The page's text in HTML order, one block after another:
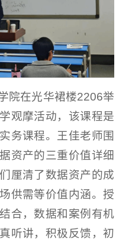
院在光华裙楼2206举
观摩活动，该课程是
务课程。王佳老师围
资产的三重价值详细
厘清了数据资产的成
供需等价值内涵。授
合，数据和案例有机
听讲，积极反馈，初